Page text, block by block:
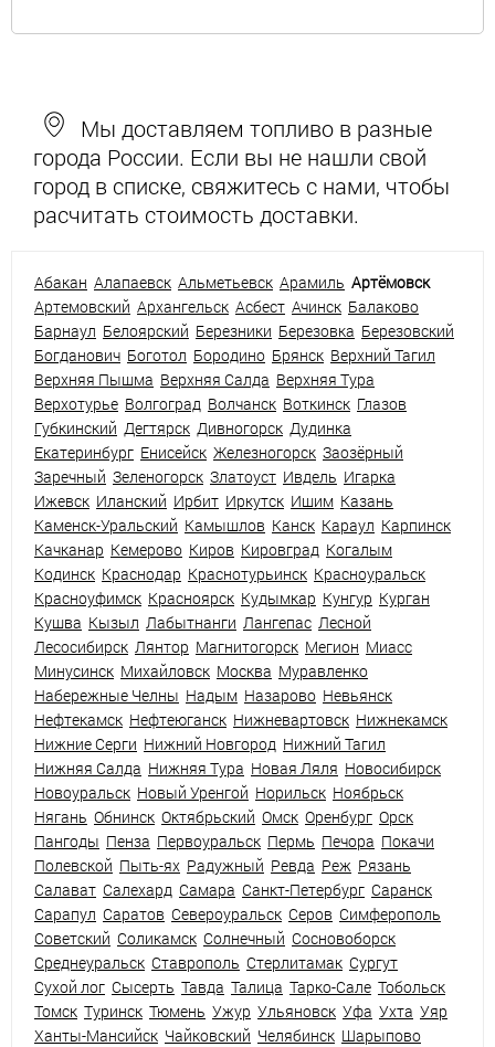
Мы доставляем топливо в разные
города России. Если вы не нашли свой
город в списке, свяжитесь с нами, чтобы
расчитать стоимость доставки.
Абакан Алапаевск Альметьевск Арамиль Артёмовск
Артемовский Архангельск Асбест Ачинск Балаково
Барнаул Белоярский Березники Березовка Березовский
Богданович Боготол Бородино Брянск Верхний Тагил
Верхняя Пышма Верхняя Салда Верхняя Тура
Верхотурье Волгоград Волчанск Воткинск Глазов
Губкинский Дегтярск Дивногорск Дудинка
Екатеринбург Енисейск Железногорск Заозёрный
Заречный Зеленогорск Златоуст Ивдель Игарка
Ижевск Иланский Ирбит Иркутск Ишим Казань
Каменск-Уральский Камышлов Канск Караул Карпинск
Качканар Кемерово Киров Кировград Когалым
Кодинск Краснодар Краснотурьинск Красноуральск
Красноуфимск Красноярск Кудымкар Кунгур Курган
Кушва Кызыл Лабытнанги Лангепас Лесной
Лесосибирск Лянтор Магнитогорск Мегион Миасс
Минусинск Михайловск Москва Муравленко
Набережные Челны Надым Назарово Невьянск
Нефтекамск Нефтеюганск Нижневартовск Нижнекамск
Нижние Серги Нижний Новгород Нижний Тагил
Нижняя Салда Нижняя Тура Новая Ляля Новосибирск
Новоуральск Новый Уренгой Норильск Ноябрьск
Нягань Обнинск Октябрьский Омск Оренбург Орск
Пангоды Пенза Первоуральск Пермь Печора Покачи
Полевской Пыть-ях Радужный Ревда Реж Рязань
Салават Салехард Самара Санкт-Петербург Саранск
Сарапул Саратов Североуральск Серов Симферополь
Советский Соликамск Солнечный Сосновоборск
Среднеуральск Ставрополь Стерлитамак Сургут
Сухой лог Сысерть Тавда Талица Тарко-Сале Тобольск
Томск Туринск Тюмень Ужур Ульяновск Уфа Ухта Уяр
Ханты-Мансийск Чайковский Челябинск Шарыпово